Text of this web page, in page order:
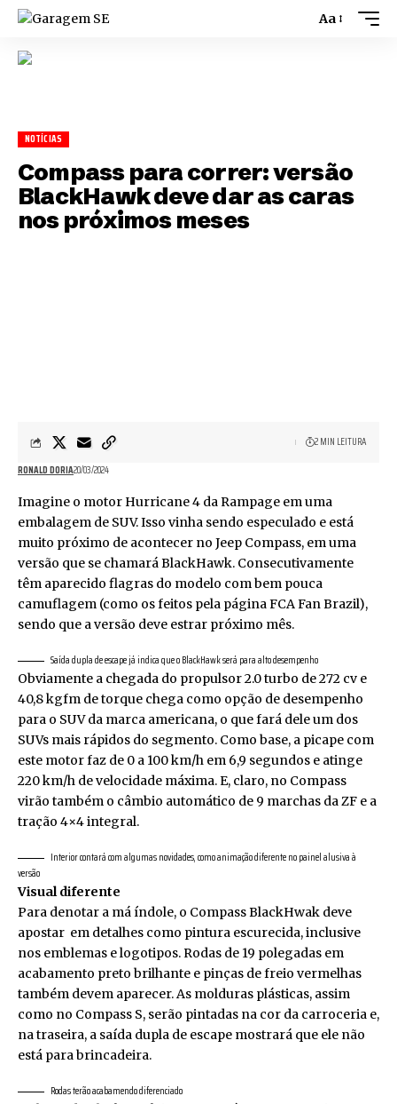
Aa
NOTÍCIAS
Compass para correr: versão
BlackHawk deve dar as caras
nos próximos meses
RONALD DORIA20/03/2024
2 MIN LEITURA
Imagine o motor Hurricane 4 da Rampage em uma
embalagem de SUV. Isso vinha sendo especulado e está
muito próximo de acontecer no Jeep Compass, em uma
versão que se chamará BlackHawk. Consecutivamente
têm aparecido flagras do modelo com bem pouca
camuflagem (como os feitos pela página FCA Fan Brazil),
sendo que a versão deve estrar próximo mês.
Saída dupla de escape já indica que o BlackHawk será para alto desempenho
Obviamente a chegada do propulsor 2.0 turbo de 272 cv e
40,8 kgfm de torque chega como opção de desempenho
para o SUV da marca americana, o que fará dele um dos
SUVs mais rápidos do segmento. Como base, a picape com
este motor faz de 0 a 100 km/h em 6,9 segundos e atinge
220 km/h de velocidade máxima. E, claro, no Compass
virão também o câmbio automático de 9 marchas da ZF e a
tração 4×4 integral.
Interior contará com algumas novidades, como animação diferente no painel alusiva à
versão
Visual diferente
Para denotar a má índole, o Compass BlackHwak deve
apostar em detalhes como pintura escurecida, inclusive
nos emblemas e logotipos. Rodas de 19 polegadas em
acabamento preto brilhante e pinças de freio vermelhas
também devem aparecer. As molduras plásticas, assim
como no Compass S, serão pintadas na cor da carroceria e,
na traseira, a saída dupla de escape mostrará que ele não
está para brincadeira.
Rodas terão acabamendo diferenciado